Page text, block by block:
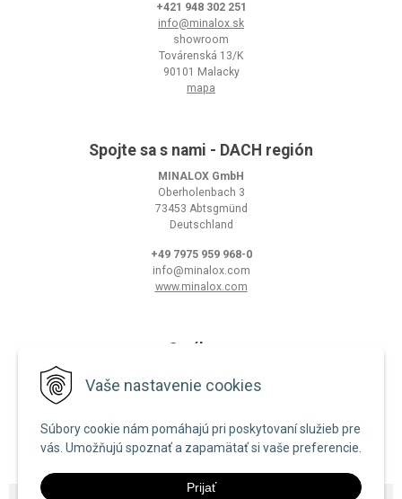
Vaše nastavenie cookies
Súbory cookie nám pomáhajú pri poskytovaní služieb pre
vás. Umožňujú spoznať a zapamätať si vaše preferencie.
Prijať
+421 948 302 251
info@minalox.sk
showroom
Továrenská 13/K
90101 Malacky
mapa
Spojte sa s nami - DACH región
MINALOX GmbH
Oberholenbach 3
73453 Abtsgmünd
Deutschland
+49 7975 959 968-0
info@minalox.com
www.minalox.com
O nákupe
Zásady používania cookies